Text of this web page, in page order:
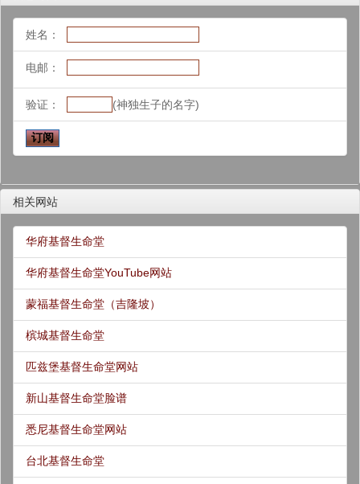
姓名：
电邮：
验证： (神独生子的名字)
相关网站
华府基督生命堂
华府基督生命堂YouTube网站
蒙福基督生命堂（吉隆坡）
槟城基督生命堂
匹兹堡基督生命堂网站
新山基督生命堂脸谱
悉尼基督生命堂网站
台北基督生命堂